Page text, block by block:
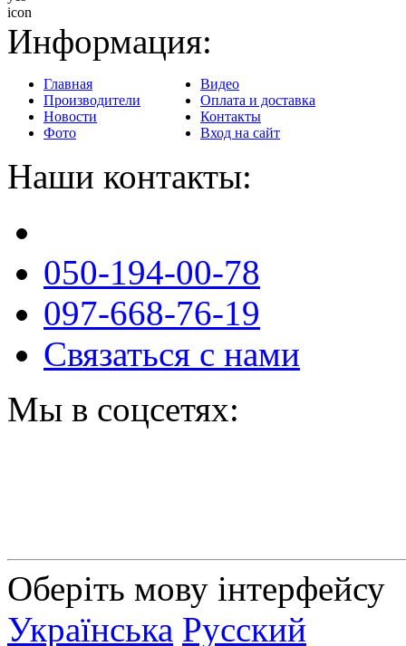
Информация:
Главная
Производители
Новости
Фото
Видео
Оплата и доставка
Контакты
Вход на сайт
Наши контакты:
050-194-00-78
097-668-76-19
Связаться с нами
Мы в соцсетях:
Оберіть мову інтерфейсу
Українська Русский